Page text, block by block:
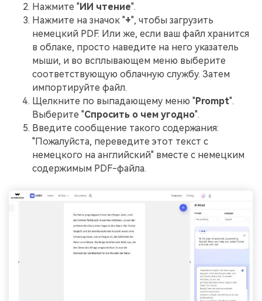
Нажмите "ИИ чтение".
Нажмите на значок "+", чтобы загрузить
немецкий PDF. Или же, если ваш файл хранится
в облаке, просто наведите на него указатель
мыши, и во всплывающем меню выберите
соответствующую облачную службу. Затем
импортируйте файл.
Щелкните по выпадающему меню "Prompt".
Выберите "Спросить о чем угодно".
Введите сообщение такого содержания:
"Пожалуйста, переведите этот текст с
немецкого на английский" вместе с немецким
содержимым PDF-файла.